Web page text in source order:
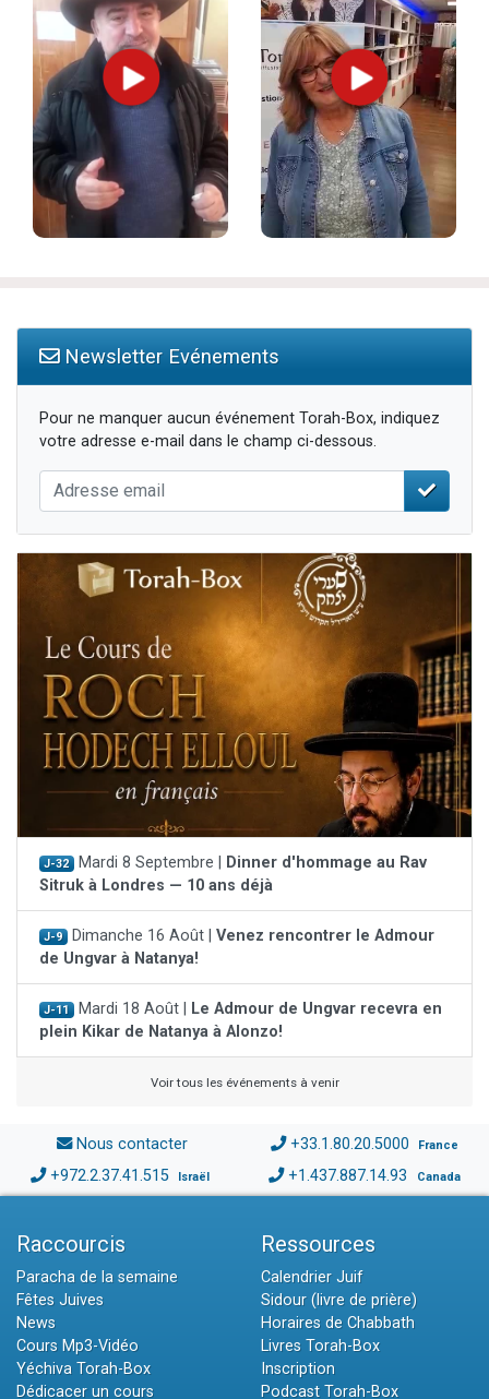
Newsletter Evénements
Pour ne manquer aucun événement Torah-Box, indiquez
votre adresse e-mail dans le champ ci-dessous.
J-32 Mardi 8 Septembre |
Dinner d'hommage au Rav
Sitruk à Londres — 10 ans déjà
J-9 Dimanche 16 Août | Venez rencontrer le Admour
de Ungvar à Natanya!
J-11 Mardi 18 Août |
Le Admour de Ungvar recevra en
plein Kikar de Natanya à Alonzo!
Voir tous les événements à venir
Nous contacter +33.1.80.20.5000 France
+972.2.37.41.515 Israël +1.437.887.14.93 Canada
Raccourcis
Paracha de la semaine
Fêtes Juives
News
Cours Mp3-Vidéo
Yéchiva Torah-Box
Dédicacer un cours
Ressources
Calendrier Juif
Sidour (livre de prière)
Horaires de Chabbath
Livres Torah-Box
Inscription
Podcast Torah-Box